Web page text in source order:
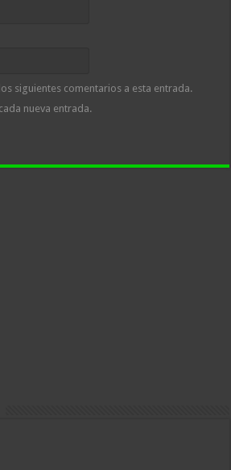
siguientes comentarios a esta entrada.
nueva entrada.